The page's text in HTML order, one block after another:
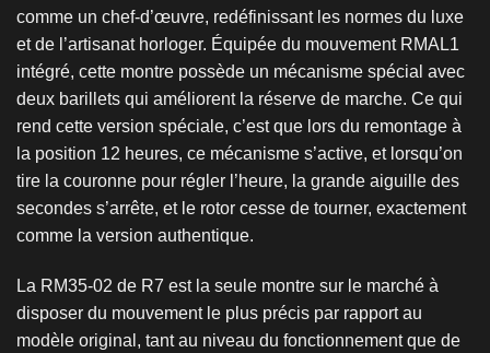
comme un chef-d’œuvre, redéfinissant les normes du luxe
et de l’artisanat horloger. Équipée du mouvement RMAL1
intégré, cette montre possède un mécanisme spécial avec
deux barillets qui améliorent la réserve de marche. Ce qui
rend cette version spéciale, c’est que lors du remontage à
la position 12 heures, ce mécanisme s’active, et lorsqu’on
tire la couronne pour régler l’heure, la grande aiguille des
secondes s’arrête, et le rotor cesse de tourner, exactement
comme la version authentique.
La RM35-02 de R7 est la seule montre sur le marché à
disposer du mouvement le plus précis par rapport au
modèle original, tant au niveau du fonctionnement que de